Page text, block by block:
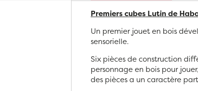
Premiers cubes Lutin de
Un premier jouet en bois
sensorielle.
Six pièces de construction
personnage en bois pour
des pièces a un caractère